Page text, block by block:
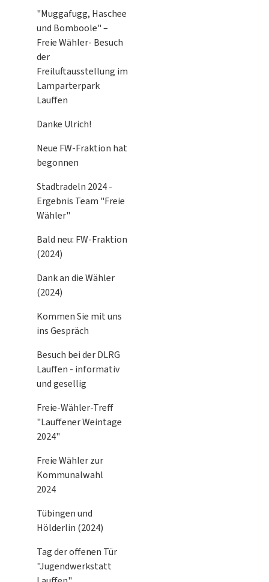
"Muggafugg, Haschee
und Bomboole" –
Freie Wähler- Besuch
der
Freiluftausstellung im
Lamparterpark
Lauffen
Danke Ulrich!
Neue FW-Fraktion hat
begonnen
Stadtradeln 2024 -
Ergebnis Team "Freie
Wähler"
Bald neu: FW-Fraktion
(2024)
Dank an die Wähler
(2024)
Kommen Sie mit uns
ins Gespräch
Besuch bei der DLRG
Lauffen - informativ
und gesellig
Freie-Wähler-Treff
"Lauffener Weintage
2024"
Freie Wähler zur
Kommunalwahl
2024
Tübingen und
Hölderlin (2024)
Tag der offenen Tür
"Jugendwerkstatt